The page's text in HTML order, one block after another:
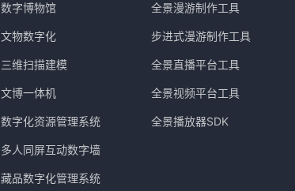
数字博物馆
文物数字化
三维扫描建模
文博一体机
数字化资源管理系统
多人同屏互动数字墙
藏品数字化管理系统
全景漫游制作工具
步进式漫游制作工具
全景直播平台工具
全景视频平台工具
全景播放器SDK